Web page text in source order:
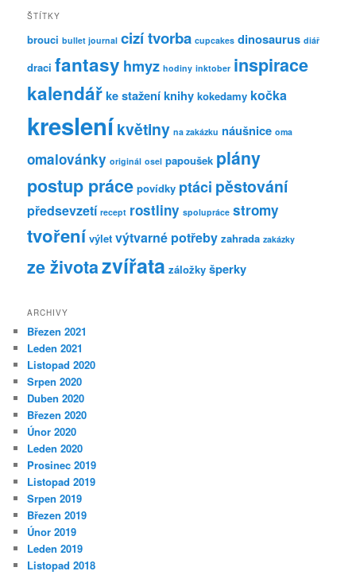
ŠTÍTKY
brouci bullet journal cizí tvorba cupcakes dinosaurus diář
draci fantasy hmyz hodiny inktober inspirace
kalendářke staženíknihy kokedamy kočka
kresleníkvětiny na zakázku náušnice oma
omalovánky originál osel papoušek plány
postup práce povídky ptáci pěstování
předsevzetí recept rostliny spolupráce stromy
tvoření výlet výtvarné potřeby zahrada zakázky
ze životazvířata záložky šperky
ARCHIVY
Březen 2021
Leden 2021
Listopad 2020
Srpen 2020
Duben 2020
Březen 2020
Únor 2020
Leden 2020
Prosinec 2019
Listopad 2019
Srpen 2019
Březen 2019
Únor 2019
Leden 2019
Listopad 2018